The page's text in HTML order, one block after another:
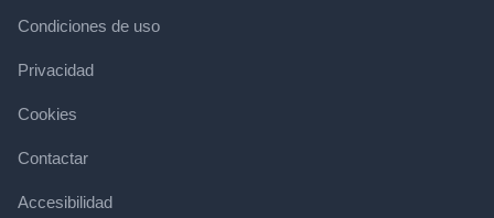
Condiciones de uso
Privacidad
Cookies
Contactar
Accesibilidad